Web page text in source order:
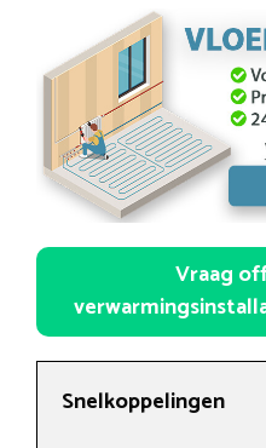
Vraag
Snelkoppelingen